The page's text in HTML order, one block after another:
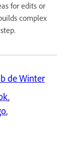
for edits or
complex
de Winter
,
,